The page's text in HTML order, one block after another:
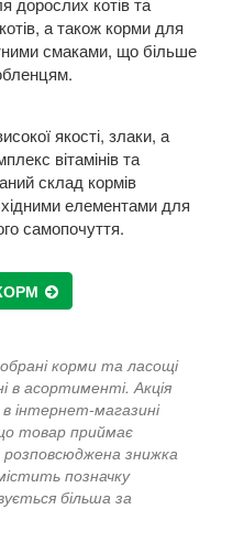
а також корми для
смаками, що більше
якості, злаки, а
вітамінів та
склад кормів
елементами для
самопочуття.
корми та ласощі
в асортименті. Акція
інтернет-магазині
товар приймає
розповсюджена знижка
позначку
більша за